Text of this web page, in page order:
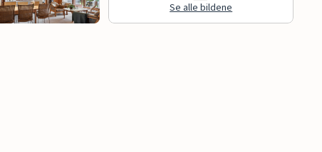
Se alle bildene